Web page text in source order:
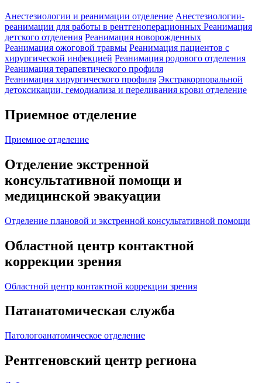
Анестезиологии и реанимации отделение Анестезиологии-
реанимации для работы в рентгеноперационных Реанимация
детского отделения Реанимация новорожденных
Реанимация ожоговой травмы Реанимация пациентов с
хирургической инфекцией Реанимация родового отделения
Реанимация терапевтического профиля
Реанимация хирургического профиля Экстракорпоральной
детоксикации, гемодиализа и переливания крови отделение
Приемное отделение
Приемное отделение
Отделение экстренной
консультативной помощи и
медицинской эвакуации
Отделение плановой и экстренной консультативной помощи
Областной центр контактной
коррекции зрения
Областной центр контактной коррекции зрения
Патанатомическая служба
Патологоанатомическое отделение
Рентгеновский центр региона